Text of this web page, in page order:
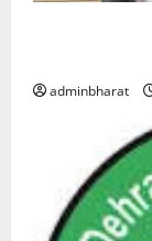
adminbharat